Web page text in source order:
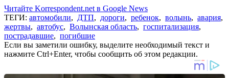
Читайте Korrespondent.net в Google News
ТЕГИ: автомобили, ДТП, дороги, ребенок, волынь, авария,
жертвы, автобус, Волынская область, госпитализация,
пострадавшие, погибшие
Если вы заметили ошибку, выделите необходимый текст и
нажмите Ctrl+Enter, чтобы сообщить об этом редакции.